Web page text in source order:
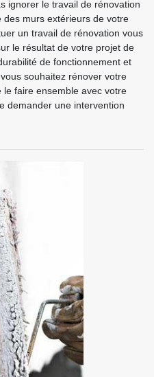
ignorer le travail de rénovation
murs extérieurs de votre
un travail de rénovation vous
le résultat de votre projet de
de fonctionnement et
souhaitez rénover votre
faire ensemble avec votre
demander une intervention